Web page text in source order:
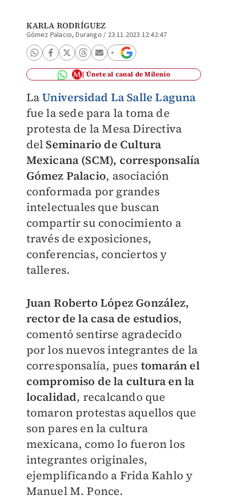
KARLA RODRÍGUEZ
Gómez Palacio, Durango / 23.11.2023 12:42:47
Únete al canal de Milenio
LaUniversidad La Salle Laguna
fue la sede para la toma de
protesta de la Mesa Directiva
del Seminario de Cultura
Mexicana (SCM), corresponsalía
Gómez Palacio, asociación
conformada por grandes
intelectuales que buscan
compartir su conocimiento a
través de exposiciones,
conferencias, conciertos y
talleres.
Juan Roberto López González,
rector de la casa de estudios,
comentó sentirse agradecido
por los nuevos integrantes de la
corresponsalía, pues tomarán el
compromiso de la cultura en la
localidad, recalcando que
tomaron protestas aquellos que
son pares en la cultura
mexicana, como lo fueron los
integrantes originales,
ejemplificando a Frida Kahlo y
Manuel M. Ponce.